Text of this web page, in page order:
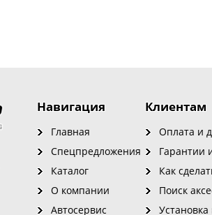
Навигация
Главная
Спецпредложения
Каталог
О компании
Автосервис
Клиентам
Оплата и
Гарантии
Как
Поиск
Установка